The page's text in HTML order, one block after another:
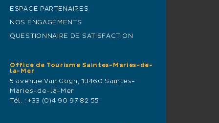
ESPACE PARTENAIRES
NOS ENGAGEMENTS
QUESTIONNAIRE DE SATISFACTION
Office de Tourisme Saintes-Maries-de-
la-Mer
5 avenue Van Gogh, 13460 Saintes-
Maries-de-la-Mer
Tél. : +33 (0)4 90 97 82 55